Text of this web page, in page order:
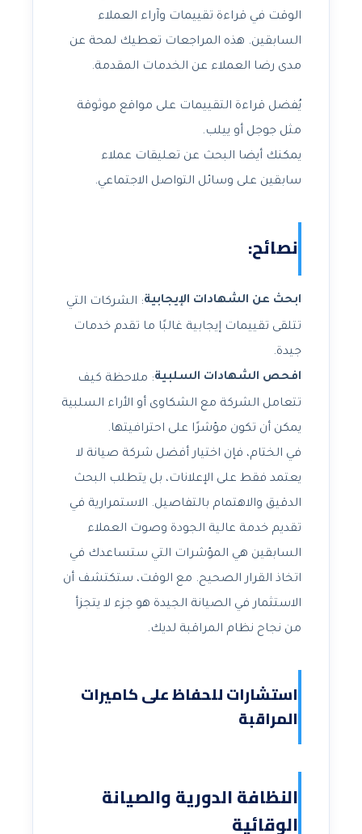
الوقت في قراءة تقييمات وآراء العملاء
السابقين. هذه المراجعات تعطيك لمحة عن
مدى رضا العملاء عن الخدمات المقدمة.
يُفضل قراءة التقييمات على مواقع موثوقة
مثل جوجل أو ييلب.
يمكنك أيضا البحث عن تعليقات عملاء
سابقين على وسائل التواصل الاجتماعي.
نصائح:
ابحث عن الشهادات الإيجابية: الشركات التي
تتلقى تقييمات إيجابية غالبًا ما تقدم خدمات
جيدة.
افحص الشهادات السلبية: ملاحظة كيف
تتعامل الشركة مع الشكاوى أو اﻷراء السلبية
يمكن أن تكون مؤشرًا على احترافيتها.
في الختام، فإن اختيار أفضل شركة صيانة لا
يعتمد فقط على الإعلانات، بل يتطلب البحث
الدقيق والاهتمام بالتفاصيل. الاستمرارية في
تقديم خدمة عالية الجودة وصوت العملاء
السابقين هي المؤشرات التي ستساعدك في
اتخاذ القرار الصحيح. مع الوقت، ستكتشف أن
الاستثمار في الصيانة الجيدة هو جزء لا يتجزأ
من نجاح نظام المراقبة لديك.
استشارات للحفاظ على كاميرات
المراقبة
النظافة الدورية والصيانة
الوقائية